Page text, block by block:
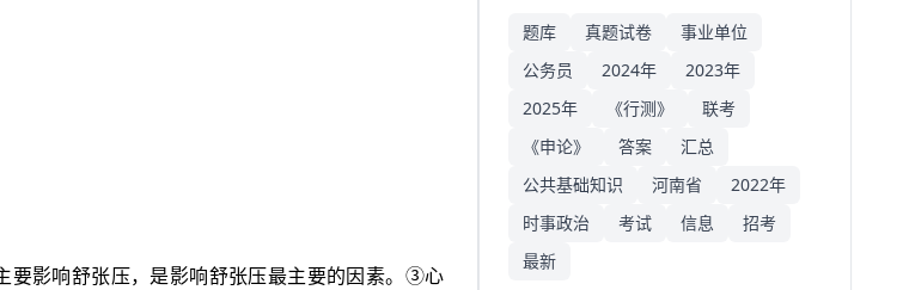
要影响舒张压，是影响舒张压最主要的因素。③心
题库 真题试卷
事业单位
公务员
2024年
2023年
2025年
《行测》
联考
《申论》
答案
汇总
公共基础知识
河南省
2022年
时事政治
考试 信息
招考
最新